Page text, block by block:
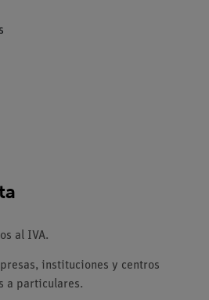
al IVA.
instituciones y centros
a particulares.